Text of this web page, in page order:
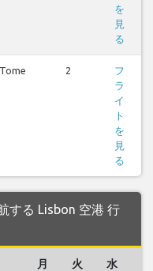
を
見
る
2
フ
ラ
イ
ト
を
見
る
する Lisbon 空港 行
月 火 水